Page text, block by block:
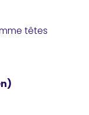
têtes